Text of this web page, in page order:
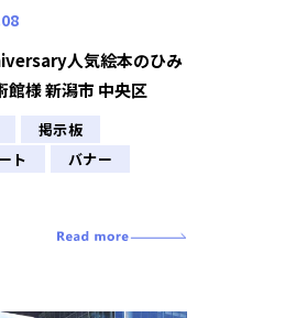
人気絵本のひみ
館様 新潟市 中央区
掲示板
ト
バナー